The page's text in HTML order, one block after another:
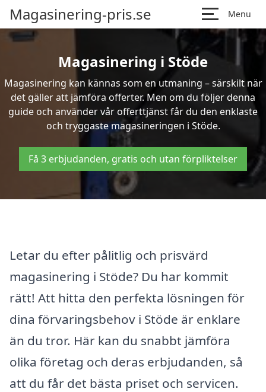
Magasinering-pris.se Menu
Magasinering i Stöde
Magasinering kan kännas som en utmaning – särskilt när
det gäller att jämföra offerter. Men om du följer denna
guide och använder vår offerttjänst får du den enklaste
och tryggaste magasineringen i Stöde.
Få 3 erbjudanden, gratis och utan förpliktelser
Letar du efter pålitlig och prisvärd
magasinering i Stöde? Du har kommit
rätt! Att hitta den perfekta lösningen för
dina förvaringsbehov i Stöde är enklare
än du tror. Här kan du snabbt jämföra
olika företag och deras erbjudanden, så
att du får det bästa priset och servicen.